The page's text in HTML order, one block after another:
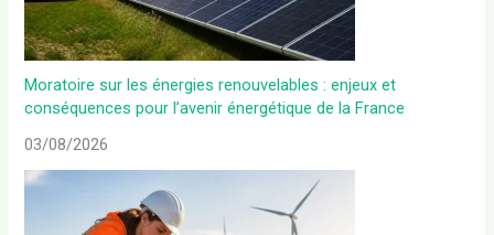
Moratoire sur les énergies renouvelables : enjeux et
conséquences pour l’avenir énergétique de la France
03/08/2026